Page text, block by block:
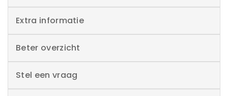
Extra informatie
Beter overzicht
Stel een vraag